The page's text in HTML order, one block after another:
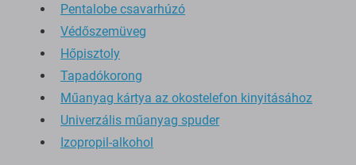
Pentalobe csavarhúzó
Védőszemüveg
Hőpisztoly
Tapadókorong
Műanyag kártya az okostelefon kinyitásához
Univerzális műanyag spuder
Izopropil-alkohol